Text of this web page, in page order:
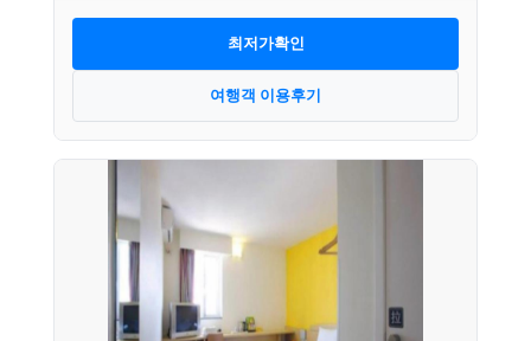
최저가확인
여행객 이용후기